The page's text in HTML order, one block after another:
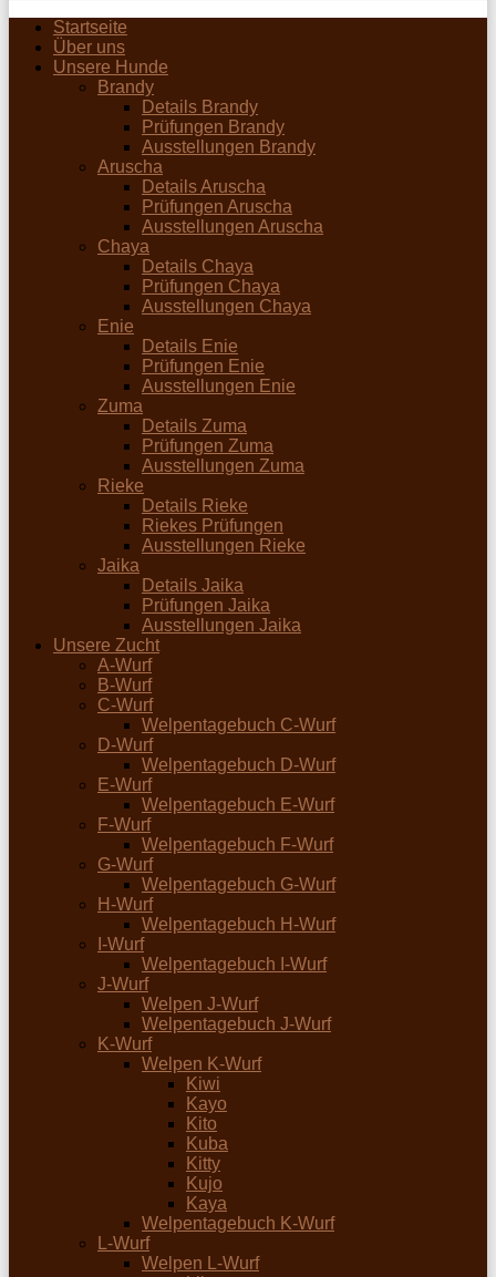
Startseite
Über uns
Unsere Hunde
Brandy
Details Brandy
Prüfungen Brandy
Ausstellungen Brandy
Aruscha
Details Aruscha
Prüfungen Aruscha
Ausstellungen Aruscha
Chaya
Details Chaya
Prüfungen Chaya
Ausstellungen Chaya
Enie
Details Enie
Prüfungen Enie
Ausstellungen Enie
Zuma
Details Zuma
Prüfungen Zuma
Ausstellungen Zuma
Rieke
Details Rieke
Riekes Prüfungen
Ausstellungen Rieke
Jaika
Details Jaika
Prüfungen Jaika
Ausstellungen Jaika
Unsere Zucht
A-Wurf
B-Wurf
C-Wurf
Welpentagebuch C-Wurf
D-Wurf
Welpentagebuch D-Wurf
E-Wurf
Welpentagebuch E-Wurf
F-Wurf
Welpentagebuch F-Wurf
G-Wurf
Welpentagebuch G-Wurf
H-Wurf
Welpentagebuch H-Wurf
I-Wurf
Welpentagebuch I-Wurf
J-Wurf
Welpen J-Wurf
Welpentagebuch J-Wurf
K-Wurf
Welpen K-Wurf
Kiwi
Kayo
Kito
Kuba
Kitty
Kujo
Kaya
Welpentagebuch K-Wurf
L-Wurf
Welpen L-Wurf